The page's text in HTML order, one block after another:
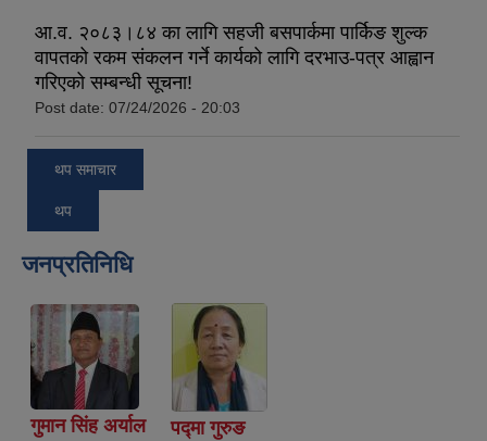
आ.व. २०८३।८४ का लागि सहजी बसपार्कमा पार्किङ शुल्क
वापतको रकम संकलन गर्ने कार्यको लागि दरभाउ-पत्र आह्वान
गरिएको सम्बन्धी सूचना!
Post date: 07/24/2026 - 20:03
थप समाचार
थप
जनप्रतिनिधि
गुमान सिंह अर्याल
पद्मा गुरुङ